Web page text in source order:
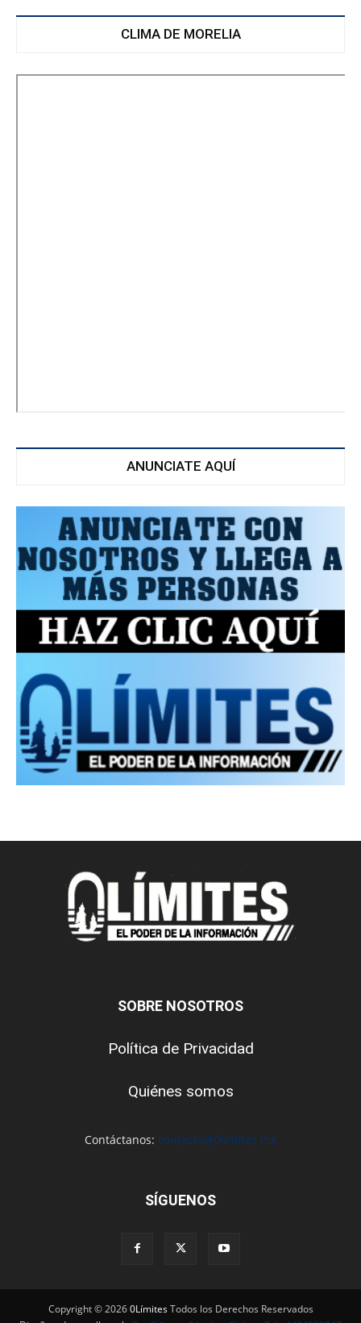
CLIMA DE MORELIA
ANUNCIATE AQUÍ
SOBRE NOSOTROS
Política de Privacidad
Quiénes somos
Contáctanos: contacto@0limites.mx
SÍGUENOS
Copyright © 20260LímitesTodos los Derechos Reservados